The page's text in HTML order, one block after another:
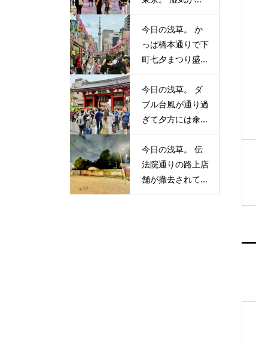
今日の浅草。 か
っぱ橋本通りで下
町七夕まつり盛...
今日の浅草。 ダ
ブル台風が通り過
ぎて夕方には傘...
今日の浅草。 伝
法院通りの路上店
舗が撤去されて...